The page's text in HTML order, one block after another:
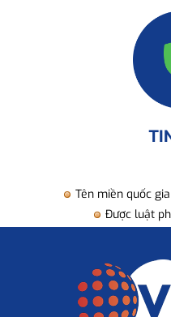
Tên miền quốc
Được luật